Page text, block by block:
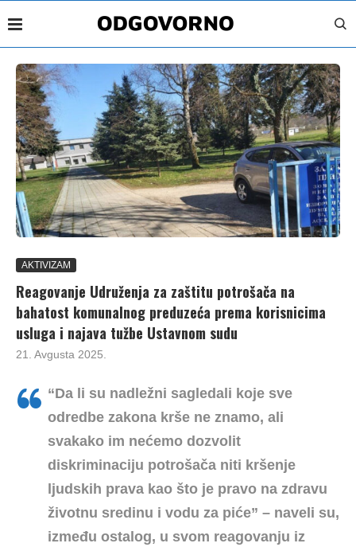
AKTIVIZAM
Reagovanje Udruženja za zaštitu potrošača na
bahatost komunalnog preduzeća prema korisnicima
usluga i najava tužbe Ustavnom sudu
21. Avgusta 2025.
“Da li su nadležni sagledali koje sve
odredbe zakona krše ne znamo, ali
svakako im nećemo dozvolit
diskriminaciju potrošača niti kršenje
ljudskih prava kao što je pravo na zdravu
životnu sredinu i vodu za piće” – naveli su,
između ostalog, u svom reagovanju iz